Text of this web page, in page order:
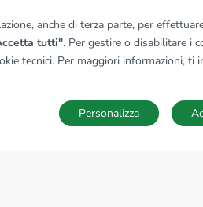
anche di terza parte, per
tutti". Per gestire o disabilitare i
tecnici. Per maggiori informazioni, ti
Personalizza